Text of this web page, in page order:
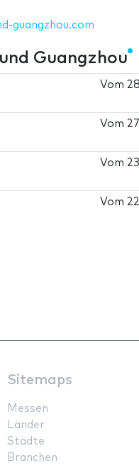
guangzhou.com
Guangzhou
Vom 28
Vom 27
Vom 23
Vom 22
Sitemaps
Messen
Länder
Städte
Branchen